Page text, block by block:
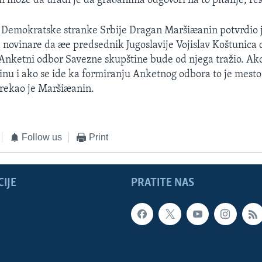
stranke Srbije Dragan Maršiæanin potvrdio
da æe predsednik Jugoslavije Vojislav Koštunica
odbor Savezne skupštine bude od njega tražio.
i ako se ide ka formiranju Anketnog odbora to je
je Maršiæanin.
Follow us Print
PRATITE NAS